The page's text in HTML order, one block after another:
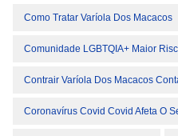
Como Tratar Varíola Dos Macacos
Comunidade LGBTQIA+ Maior
Contrair Varíola Dos Macacos
Coronavírus Covid Covid Afeta O